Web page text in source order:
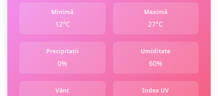
Minimă
12°C
Maximă
27°C
Precipitații
0%
Umiditate
60%
Vânt Index UV